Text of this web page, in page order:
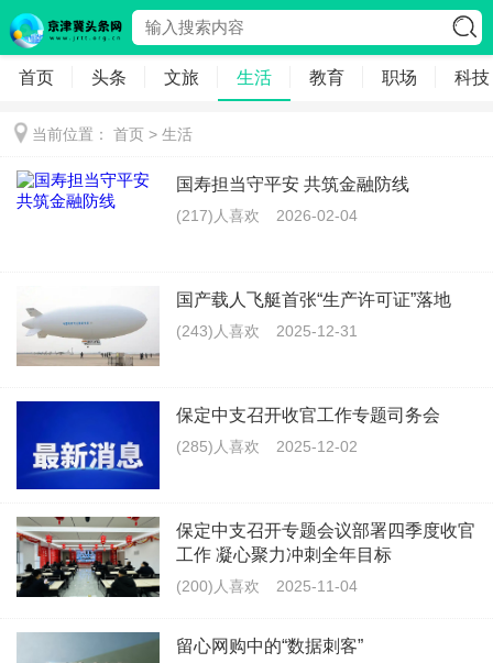
首页 头条 文旅 生活 教育 职场 科技
当前位置： 首页 > 生活
国寿担当守平安 共筑金融防线
(217)人喜欢 2026-02-04
国产载人飞艇首张“生产许可证”落地
(243)人喜欢 2025-12-31
保定中支召开收官工作专题司务会
(285)人喜欢 2025-12-02
保定中支召开专题会议部署四季度收官
工作 凝心聚力冲刺全年目标
(200)人喜欢 2025-11-04
留心网购中的“数据刺客”